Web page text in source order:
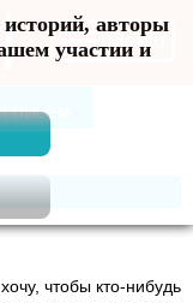
историй, авторы
участии и
Меню
чтобы кто-нибудь